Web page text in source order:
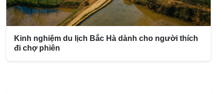
Kinh nghiệm du lịch Bắc Hà dành cho người thích
đi chợ phiên